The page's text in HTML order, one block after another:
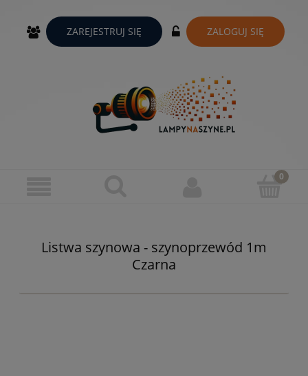
ZAREJESTRUJ SIĘ ZALOGUJ SIĘ
Listwa szynowa - szynoprzewód 1m
Czarna